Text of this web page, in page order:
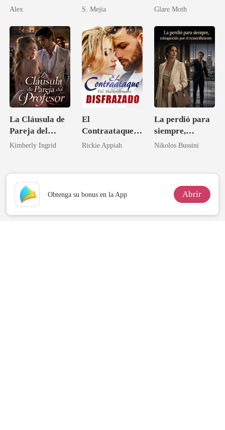
Separaremos
Alex
Despreciada
S. Mejia
multimillonario
se arrodillan
ante mí
Glare Moth
La Cláusula de
Pareja del
Profesor
Kimberly Ingrid
El
Contraataque
del
Rickie Appiah
La perdió para
siempre,
enloquecido por
Nikolos Bussini
Obtenga su bonus en la App Abrir